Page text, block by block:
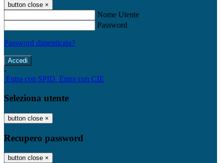
button close ×
Nome Utente
Password
Password dimenticata?
-
Entra con SPID Entra con CIE
Seleziona utente
button close ×
Recupero password
button close ×